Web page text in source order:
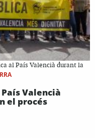
al País Valencià durant la
Valencià
el procés